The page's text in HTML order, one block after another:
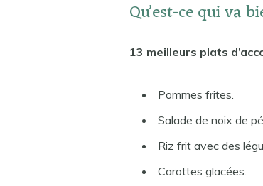
Qu’est-ce qui va
13 meilleurs plats
Pommes frites.
Salade de noix de
Riz frit avec des
Carottes glacées.